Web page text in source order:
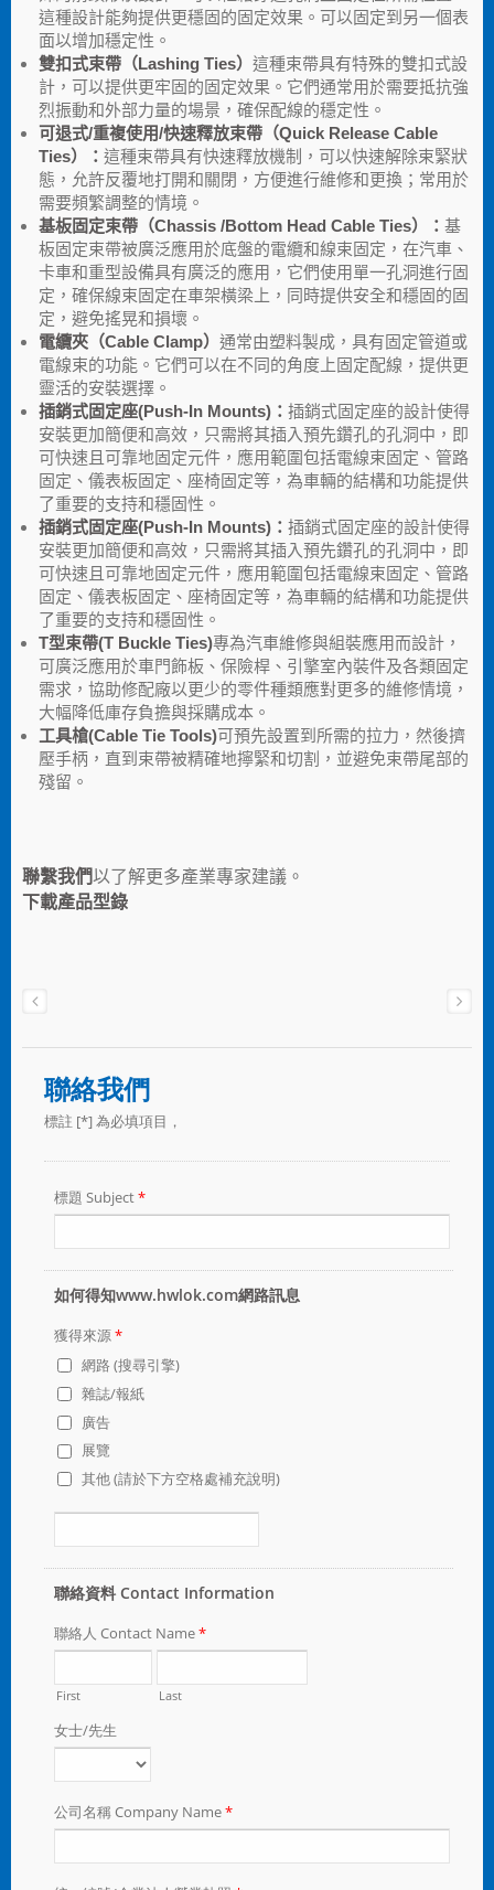
這種設計能夠提供更穩固的固定效果。可以固定到另一個表
面以增加穩定性。
雙扣式束帶（Lashing Ties） 這種束帶具有特殊的雙扣式設
計，可以提供更牢固的固定效果。它們通常用於需要抵抗強
烈振動和外部力量的場景，確保配線的穩定性。
可退式/重複使用/快速釋放束帶（Quick Release Cable
Ties）： 這種束帶具有快速釋放機制，可以快速解除束緊狀
態，允許反覆地打開和關閉，方便進行維修和更換；常用於
需要頻繁調整的情境。
基板固定束帶（Chassis /Bottom Head Cable Ties）： 基
板固定束帶被廣泛應用於底盤的電纜和線束固定，在汽車、
卡車和重型設備具有廣泛的應用，它們使用單一孔洞進行固
定，確保線束固定在車架橫梁上，同時提供安全和穩固的固
定，避免搖晃和損壞。
電纜夾（Cable Clamp） 通常由塑料製成，具有固定管道或
電線束的功能。它們可以在不同的角度上固定配線，提供更
靈活的安裝選擇。
插銷式固定座(Push-In Mounts)： 插銷式固定座的設計使得
安裝更加簡便和高效，只需將其插入預先鑽孔的孔洞中，即
可快速且可靠地固定元件，應用範圍包括電線束固定、管路
固定、儀表板固定、座椅固定等，為車輛的結構和功能提供
了重要的支持和穩固性。
插銷式固定座(Push-In Mounts)： 插銷式固定座的設計使得
安裝更加簡便和高效，只需將其插入預先鑽孔的孔洞中，即
可快速且可靠地固定元件，應用範圍包括電線束固定、管路
固定、儀表板固定、座椅固定等，為車輛的結構和功能提供
了重要的支持和穩固性。
T型束帶(T Buckle Ties)專為汽車維修與組裝應用而設計，
可廣泛應用於車門飾板、保險桿、引擎室內裝件及各類固定
需求，協助修配廠以更少的零件種類應對更多的維修情境，
大幅降低庫存負擔與採購成本。
工具槍(Cable Tie Tools)可預先設置到所需的拉力，然後擠
壓手柄，直到束帶被精確地擰緊和切割，並避免束帶尾部的
殘留。
聯繫我們以了解更多產業專家建議。
下載產品型錄